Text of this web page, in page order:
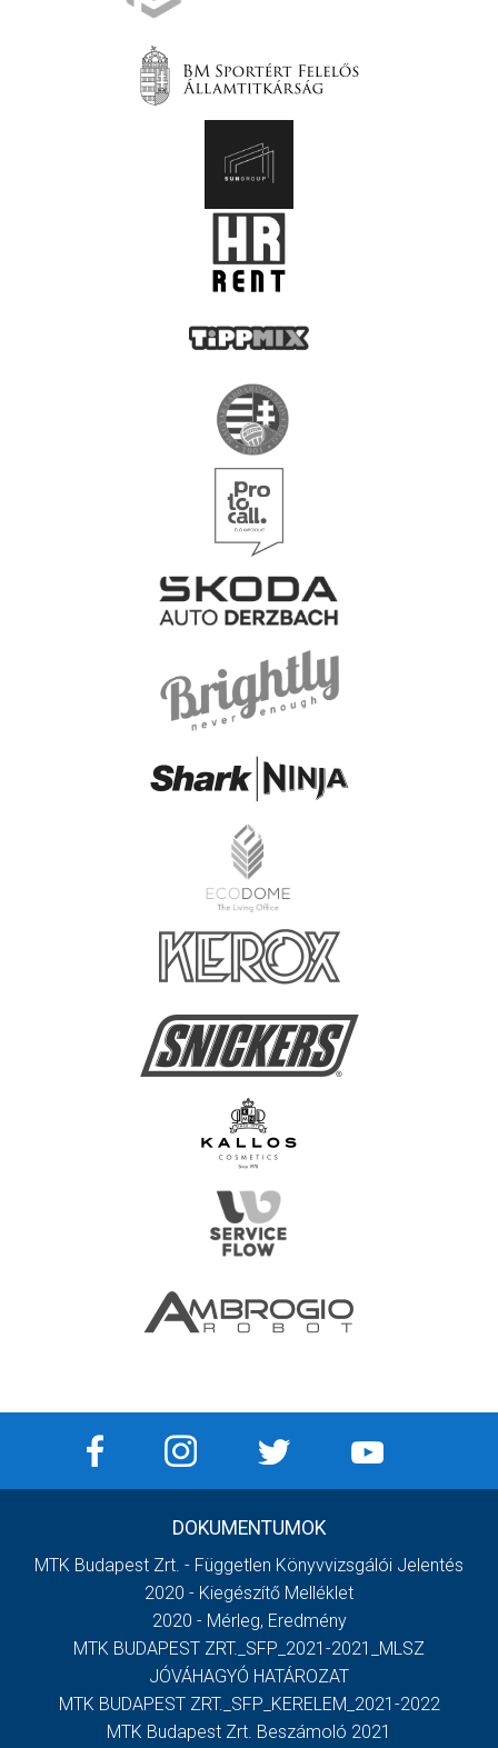
DOKUMENTUMOK
MTK Budapest Zrt. - Független Könyvvizsgálói Jelentés
2020 - Kiegészítő Melléklet
2020 - Mérleg, Eredmény
MTK BUDAPEST ZRT._SFP_2021-2021_MLSZ
JÓVÁHAGYÓ HATÁROZAT
MTK BUDAPEST ZRT._SFP_KERELEM_2021-2022
MTK Budapest Zrt. Beszámoló 2021